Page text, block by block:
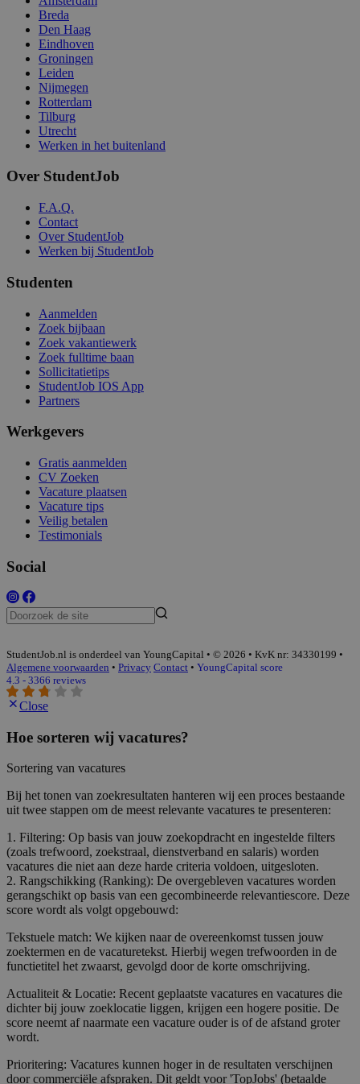
Breda
Den Haag
Eindhoven
Groningen
Leiden
Nijmegen
Rotterdam
Tilburg
Utrecht
Werken in het buitenland
Over StudentJob
F.A.Q.
Contact
Over StudentJob
Werken bij StudentJob
Studenten
Aanmelden
Zoek bijbaan
Zoek vakantiewerk
Zoek fulltime baan
Sollicitatietips
StudentJob IOS App
Partners
Werkgevers
Gratis aanmelden
CV Zoeken
Vacature plaatsen
Vacature tips
Veilig betalen
Testimonials
Social
StudentJob.nl is onderdeel van YoungCapital • © 2026 • KvK nr: 34330199 •
Algemene voorwaarden • Privacy Contact • YoungCapital score
4.3 - 3366 reviews
Close
Hoe sorteren wij vacatures?
Sortering van vacatures
Bij het tonen van zoekresultaten hanteren wij een proces bestaande
uit twee stappen om de meest relevante vacatures te presenteren:
1. Filtering: Op basis van jouw zoekopdracht en ingestelde filters
(zoals trefwoord, zoekstraal, dienstverband en salaris) worden
vacatures die niet aan deze harde criteria voldoen, uitgesloten.
2. Rangschikking (Ranking): De overgebleven vacatures worden
gerangschikt op basis van een gecombineerde relevantiescore. Deze
score wordt als volgt opgebouwd:
Tekstuele match: We kijken naar de overeenkomst tussen jouw
zoektermen en de vacaturetekst. Hierbij wegen trefwoorden in de
functietitel het zwaarst, gevolgd door de korte omschrijving.
Actualiteit & Locatie: Recent geplaatste vacatures en vacatures die
dichter bij jouw zoeklocatie liggen, krijgen een hogere positie. De
score neemt af naarmate een vacature ouder is of de afstand groter
wordt.
Prioritering: Vacatures kunnen hoger in de resultaten verschijnen
door commerciële afspraken. Dit geldt voor 'TopJobs' (betaalde